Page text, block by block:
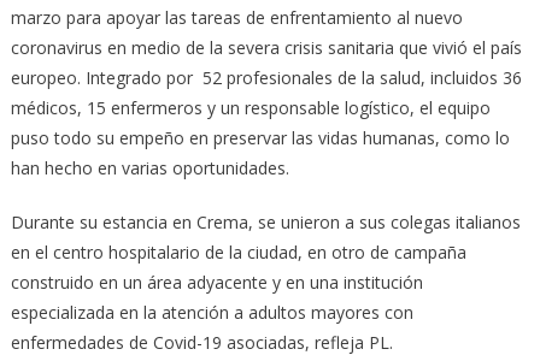
marzo para apoyar las tareas de enfrentamiento al nuevo
coronavirus en medio de la severa crisis sanitaria que vivió el país
europeo. Integrado por 52 profesionales de la salud, incluidos 36
médicos, 15 enfermeros y un responsable logístico, el equipo
puso todo su empeño en preservar las vidas humanas, como lo
han hecho en varias oportunidades.
Durante su estancia en Crema, se unieron a sus colegas italianos
en el centro hospitalario de la ciudad, en otro de campaña
construido en un área adyacente y en una institución
especializada en la atención a adultos mayores con
enfermedades de Covid-19 asociadas, refleja PL.